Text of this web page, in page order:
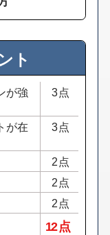
ト
が強
3点
が在
3点
2点
2点
2点
12 点